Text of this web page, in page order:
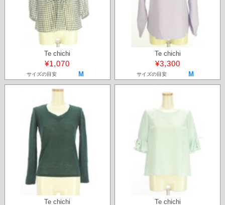
Te chichi
¥1,070
サイズの目安 M
Te chichi
¥3,300
サイズの目安 M
Te chichi Te chichi